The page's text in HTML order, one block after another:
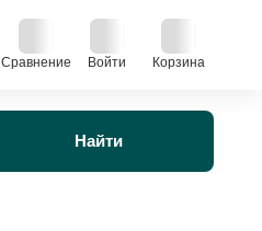
Сравнение Войти Корзина
Найти